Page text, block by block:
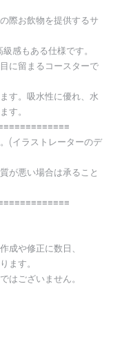
際お飲物を提供するサ
感もある仕様です。
に留まるコースターで
す。吸水性に優れ、水
す。
(イラストレーターのデ
が悪い場合は承ること
成や修正に数日、
ます。
はございません。